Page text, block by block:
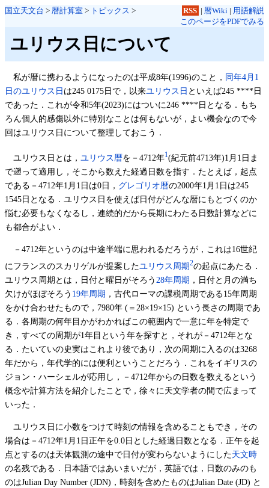
国立天文台 > 暦計算室 > トピックス > RSS | 暦Wiki | 用語解説
このページをPDFでみる
ユリウス日について
私が暦に携わるようになったのは平成8年(1996)のこと， 同年4月1
日のユリウス日は245 0175日で，以来ユリウス日 といえば245 ****日
であった．これが令和5年(2023)にはついに246 ****日となる．もち
ろん個人的感傷以外に特別なことは何もないが，よい機会なので今
回はユリウス日について整理しておこう．
ユリウス日とは，ユリウス暦を－4712年1 (紀元前4713年)1月1日ま
で遡って適用し，そこから数えた経過日数を指す．たとえば，起点
である－4712年1月1日は0日， グレゴリオ暦の2000年1月1日は245
1545日となる．ユリウス日を使えば日付がどんな暦にもとづくのか
悩む必要もなくなるし，連続的だから長期にわたる日数計算などに
も都合がよい．
－4712年というのは中途半端に思われるだろうが，これは16世紀
にフランスのスカリゲルが提案したユリウス周期2の起点にあたる．
ユリウス周期とは，日付と曜日がそろう 28年周期 ，日付と月の満ち
欠けがほぼそろう 19年周期 ，古代ローマの課税周期である15年周期
をかけ合わせたもので，7980年 (＝28×19×15) という長さの周期であ
る．各周期の何年目かがわかればこの範囲内で一意に年を特定で
き，すべての周期が1年目という年を探すと，それが－4712年とな
る．たいていの史実はこれより後であり，次の周期に入るのは3268
年だから，年代学的には便利ということだろう．これをイギリスの
ジョン・ハーシェルが応用し，－4712年からの日数を数えるという
概念や計算方法を紹介したことで，徐々に天文学者の間で広まって
いった．
ユリウス日に小数をつけて時刻の情報を含めることもでき，その
場合は－4712年1月1日正午を0.0日とした経過日数となる．正午を起
点とするのは天体観測の途中で日付が変わらないようにした天文時
の名残である．日本語ではあいまいだが，英語では，日数のみのも
のはJulian Day Number (JDN)，時刻を含めたものはJulian Date (JD) と